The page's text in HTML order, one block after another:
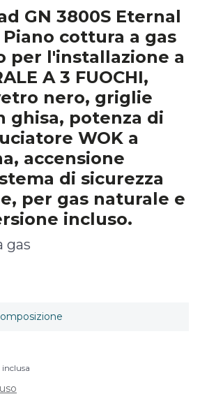
GN 3800S Eternal
Piano cottura a gas
per l'installazione a
A 3 FUOCHI,
nero, griglie
ghisa, potenza di
WOK a
accensione
di sicurezza
per gas naturale e
incluso.
gas
inclusa